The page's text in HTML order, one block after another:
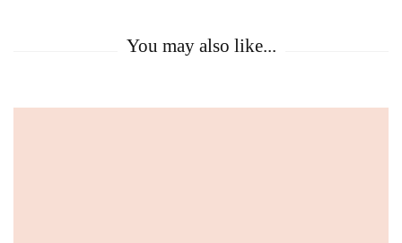
You may also like...